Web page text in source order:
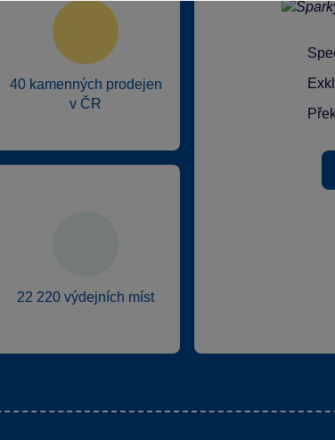
40 kamenných prodejen
v ČR
22 220 výdejních míst